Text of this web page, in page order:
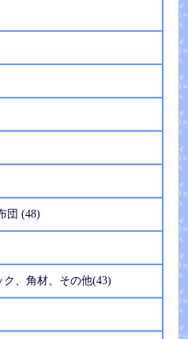
団 (48)
、角材、その他(43)